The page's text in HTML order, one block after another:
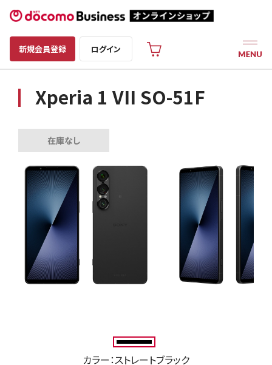
新規会員登録 ログイン
Xperia 1 VII SO-51F
在庫なし
カラー：ストレートブラック